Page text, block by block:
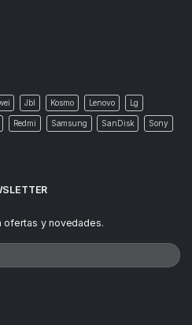
Jbl Kosmo Lenovo Lg
Redmi Samsung SanDisk Sony
ofertas y novedades.